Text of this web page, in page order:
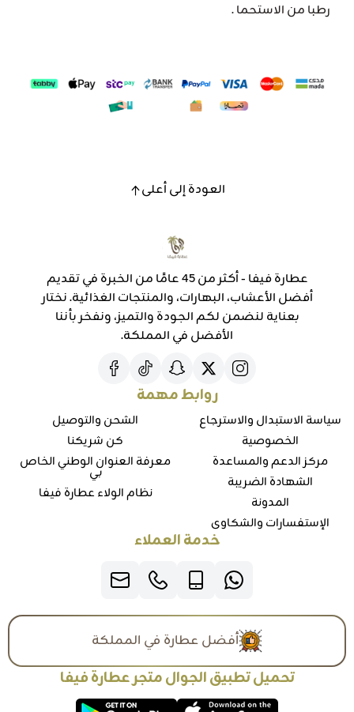
رطبا من الاستحما .
العودة إلى أعلى
عطارة فيفا - أكثر من 45 عامًا من الخبرة في تقديم
أفضل الأعشاب، البهارات، والمنتجات الغذائية. نختار
بعناية لنضمن لكم الجودة والتميز، ونفخر بأننا
الأفضل في المملكة.
روابط مهمة
سياسة الاستبدال والاسترجاع
الخصوصية
مركز الدعم والمساعدة
الشهادة الضريبة
المدونة
الإستفسارات والشكاوي
الشحن والتوصيل
كن شريكنا
معرفة العنوان الوطني الخاص
بي
نظام الولاء عطارة فيفا
خدمة العملاء
أفضل عطارة في المملكة
تحميل تطبيق الجوال متجر عطارة فيفا